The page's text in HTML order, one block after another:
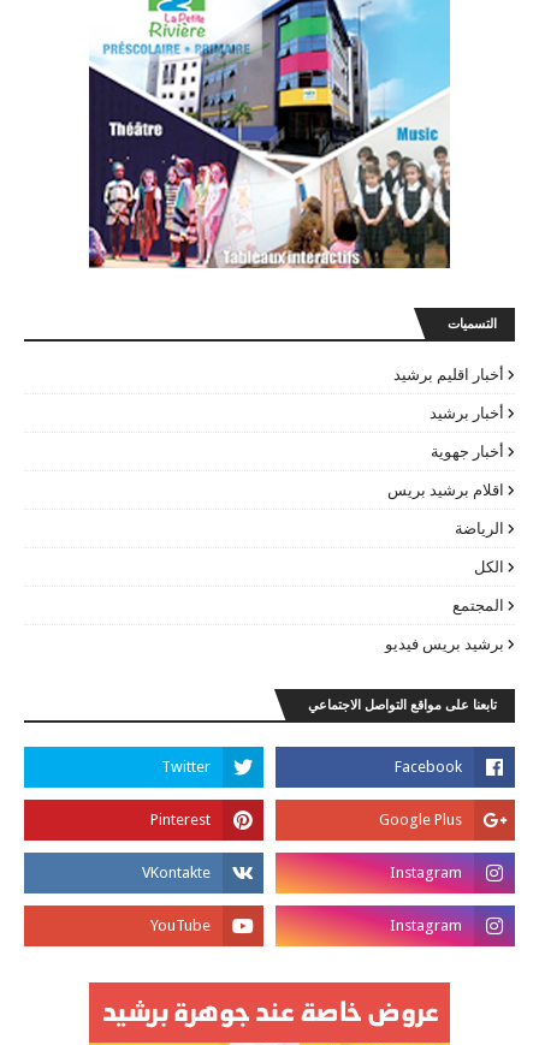
التسميات
أخبار اقليم برشيد
أخبار برشيد
أخبار جهوية
اقلام برشيد بريس
الرياضة
الكل
المجتمع
برشيد بريس فيديو
تابعنا على مواقع التواصل الاجتماعي